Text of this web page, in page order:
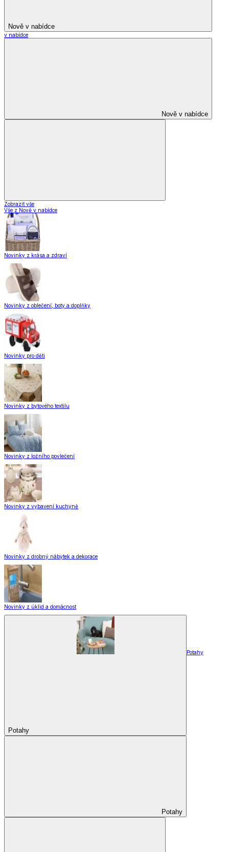
Nově v nabídce
v nabídce
Nově v nabídce
Zobrazit vše
Vše z Nově v nabídce
Novinky z krása a zdraví
Novinky z oblečení, boty a doplňky
Novinky pro děti
Novinky z bytového textilu
Novinky z ložního povlečení
Novinky z vybavení kuchyně
Novinky z drobný nábytek a dekorace
Novinky z úklid a domácnost
Potahy
Potahy
Potahy